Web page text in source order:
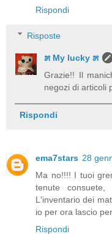
Rispondi
Risposte
೫ My lucky ೫
Grazie!! Il
negozi di articoli
Rispondi
ema7stars 28
Ma no!!!! I tuoi
tenute
L'inventario dei
io per ora lascio
Rispondi